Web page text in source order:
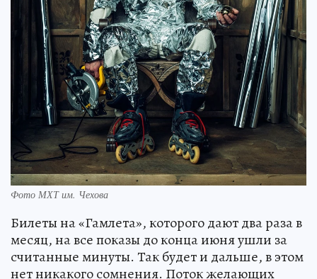
Фото МХТ им. Чехова
Билеты на «Гамлета», которого дают два раза в
месяц, на все показы до конца июня ушли за
считанные минуты. Так будет и дальше, в этом
нет никакого сомнения. Поток желающих